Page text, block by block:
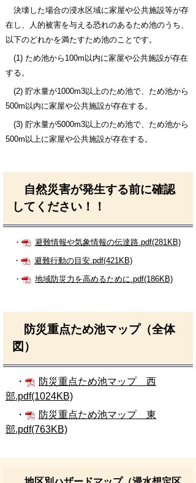
決壊した場合の浸水区域に家屋や公共施設等が存
在し、人的被害を与える恐れのあるため池のうち、
以下のどれかを満たすため池のことです。
(1) ため池から100m以内に家屋や公共施設が存在
する。
(2) 貯水量が1000m3以上のため池で、ため池から
500m以内に家屋や公共施設が存在する。
(3) 貯水量が5000m3以上のため池で、ため池から
500m以上に家屋や公共施設が存在する。
自然災害が発生する前に確認
してください！！
・
避難情報や気象情報の伝達路.pdf(281KB)
・
避難行動の目安.pdf(421KB)
・
地域防災力を高めるために.pdf(186KB)
防災重点ため池マップ（全体
図）
・
防災重点ため池マップ＿西
部.pdf(1024KB)
・
防災重点ため池マップ＿東
部.pdf(763KB)